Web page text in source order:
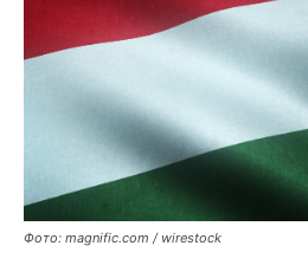
Фото: magnific.com / wirestock